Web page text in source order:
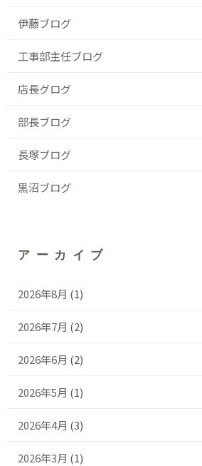
伊藤ブログ
工事部主任ブログ
店長グログ
部長ブログ
長塚ブログ
黒沼ブログ
アーカイブ
2026年8月 (1)
2026年7月 (2)
2026年6月 (2)
2026年5月 (1)
2026年4月 (3)
2026年3月 (1)